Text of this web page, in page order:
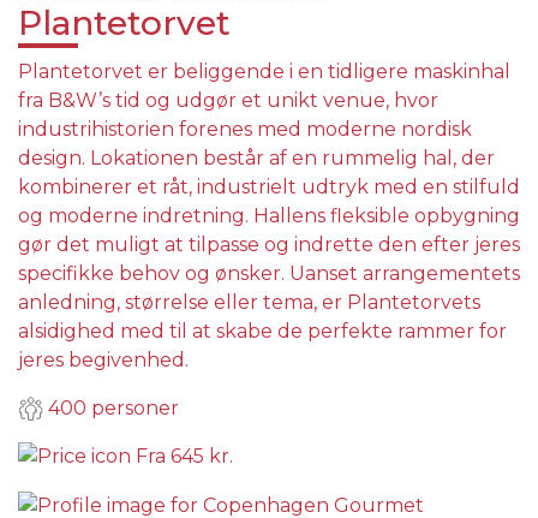
Plantetorvet
Plantetorvet er beliggende i en tidligere maskinhal
fra B&W’s tid og udgør et unikt venue, hvor
industrihistorien forenes med moderne nordisk
design. Lokationen består af en rummelig hal, der
kombinerer et råt, industrielt udtryk med en stilfuld
og moderne indretning. Hallens fleksible opbygning
gør det muligt at tilpasse og indrette den efter jeres
specifikke behov og ønsker. Uanset arrangementets
anledning, størrelse eller tema, er Plantetorvets
alsidighed med til at skabe de perfekte rammer for
jeres begivenhed.
400 personer
Fra 645 kr.